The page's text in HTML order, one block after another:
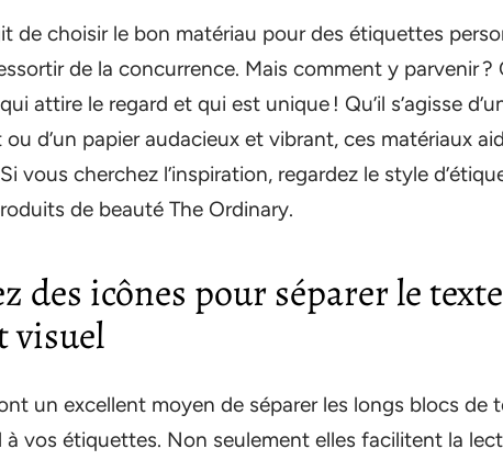
de choisir le bon matériau pour des étiquettes
de la concurrence. Mais comment y parvenir ?
attire le regard et qui est unique ! Qu’il s’agisse
d’un papier audacieux et vibrant, ces matériaux
vous cherchez l’inspiration, regardez le style
de beauté The Ordinary.
des icônes pour séparer le
visuel
un excellent moyen de séparer les longs blocs de
à vos étiquettes. Non seulement elles facilitent la